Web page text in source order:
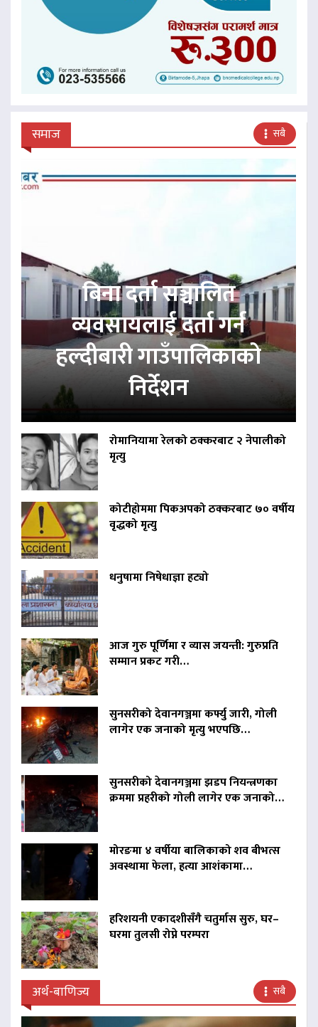
समाज सबै
बिना दर्ता सञ्चालित
व्यवसायलाई दर्ता गर्न
हल्दीबारी गाउँपालिकाको
निर्देशन
रोमानियामा रेलको ठक्करबाट २ नेपालीको
मृत्यु
कोटीहोममा पिकअपको ठक्करबाट ७० वर्षीय
वृद्धको मृत्यु
धनुषामा निषेधाज्ञा हट्यो
आज गुरु पूर्णिमा र व्यास जयन्ती: गुरुप्रति
सम्मान प्रकट गरी…
सुनसरीको देवानगञ्जमा कर्फ्यु जारी, गोली
लागेर एक जनाको मृत्यु भएपछि…
सुनसरीको देवानगञ्जमा झडप नियन्त्रणका
क्रममा प्रहरीको गोली लागेर एक जनाको…
मोरङमा ४ वर्षीया बालिकाको शव बीभत्स
अवस्थामा फेला, हत्या आशंकामा…
हरिशयनी एकादशीसँगै चतुर्मास सुरु, घर–
घरमा तुलसी रोप्ने परम्परा
अर्थ-बाणिज्य सबै